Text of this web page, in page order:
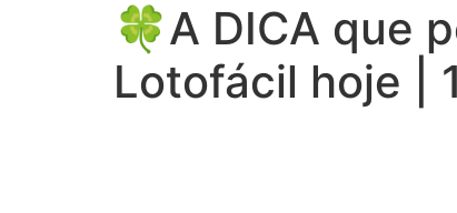
🍀A DICA que
Lotofácil hoje |